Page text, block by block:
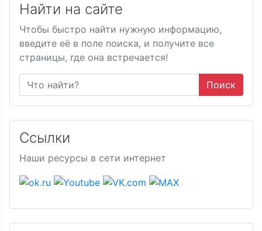
Найти на сайте
Чтобы быстро найти нужную информацию,
введите её в поле поиска, и получите все
страницы, где она встречается!
Поиск
Ссылки
Наши ресурсы в сети интернет